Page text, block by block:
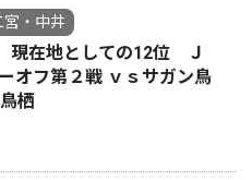
宮・中井
現在地としての12位 Ｊ
オフ第２戦 ｖｓサガン鳥
栖